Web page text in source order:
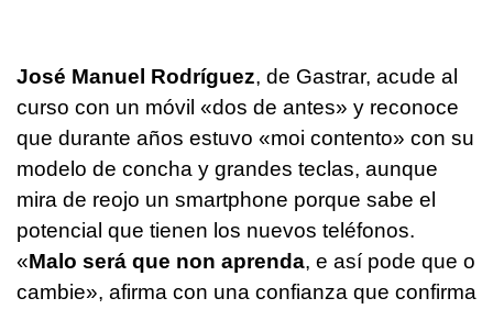
José Manuel Rodríguez, de Gastrar, acude al
curso con un móvil «dos de antes» y reconoce
que durante años estuvo «moi contento» con su
modelo de concha y grandes teclas, aunque
mira de reojo un smartphone porque sabe el
potencial que tienen los nuevos teléfonos.
«Malo será que non aprenda, e así pode que o
cambie», afirma con una confianza que confirma